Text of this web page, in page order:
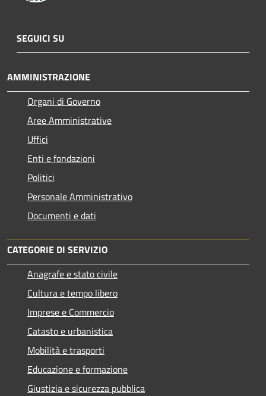
SEGUICI SU
AMMINISTRAZIONE
Organi di Governo
Aree Amministrative
Uffici
Enti e fondazioni
Politici
Personale Amministrativo
Documenti e dati
CATEGORIE DI SERVIZIO
Anagrafe e stato civile
Cultura e tempo libero
Imprese e Commercio
Catasto e urbanistica
Mobilità e trasporti
Educazione e formazione
Giustizia e sicurezza pubblica